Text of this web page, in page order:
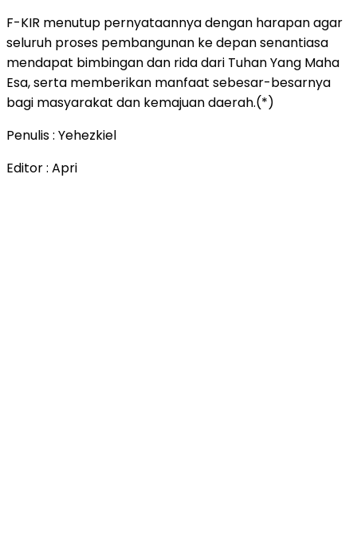
F-KIR menutup pernyataannya dengan harapan agar
seluruh proses pembangunan ke depan senantiasa
mendapat bimbingan dan rida dari Tuhan Yang Maha
Esa, serta memberikan manfaat sebesar-besarnya
bagi masyarakat dan kemajuan daerah.(*)
Penulis : Yehezkiel
Editor : Apri